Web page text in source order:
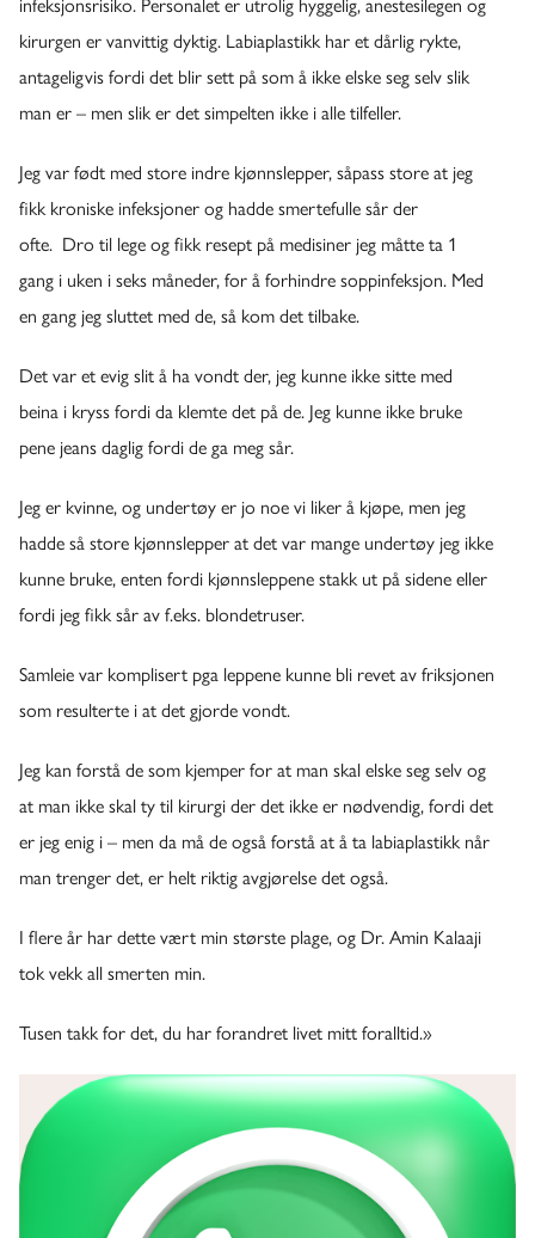
kirurgen er vanvittig dyktig. Labiaplastikk har et dårlig rykte,
antageligvis fordi det blir sett på som å ikke elske seg selv slik
man er – men slik er det simpelten ikke i alle tilfeller.
Jeg var født med store indre kjønnslepper, såpass store at jeg
fikk kroniske infeksjoner og hadde smertefulle sår der
ofte. Dro til lege og fikk resept på medisiner jeg måtte ta 1
gang i uken i seks måneder, for å forhindre soppinfeksjon. Med
en gang jeg sluttet med de, så kom det tilbake.
Det var et evig slit å ha vondt der, jeg kunne ikke sitte med
beina i kryss fordi da klemte det på de. Jeg kunne ikke bruke
pene jeans daglig fordi de ga meg sår.
Jeg er kvinne, og undertøy er jo noe vi liker å kjøpe, men jeg
hadde så store kjønnslepper at det var mange undertøy jeg ikke
kunne bruke, enten fordi kjønnsleppene stakk ut på sidene eller
fordi jeg fikk sår av f.eks. blondetruser.
Samleie var komplisert pga leppene kunne bli revet av friksjonen
som resulterte i at det gjorde vondt.
Jeg kan forstå de som kjemper for at man skal elske seg selv og
at man ikke skal ty til kirurgi der det ikke er nødvendig, fordi det
er jeg enig i – men da må de også forstå at å ta labiaplastikk når
man trenger det, er helt riktig avgjørelse det også.
I flere år har dette vært min største plage, og Dr. Amin Kalaaji
tok vekk all smerten min.
Tusen takk for det, du har forandret livet mitt foralltid.»